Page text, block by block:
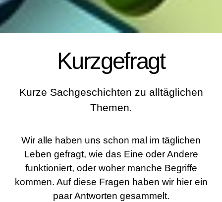
Kurzgefragt
Kurze Sachgeschichten zu alltäglichen
Themen.
Wir alle haben uns schon mal im täglichen
Leben gefragt, wie das Eine oder Andere
funktioniert, oder woher manche Begriffe
kommen. Auf diese Fragen haben wir hier ein
paar Antworten gesammelt.